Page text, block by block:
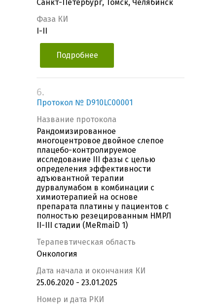
Санкт-Петербург, Томск, Челябинск
Фаза КИ
I-II
Подробнее
6.
Протокол № D910LC00001
Название протокола
Рандомизированное
многоцентровое двойное слепое
плацебо-контролируемое
исследование III фазы с целью
определения эффективности
адъювантной терапии
дурвалумабом в комбинации с
химиотерапией на основе
препарата платины у пациентов с
полностью резецированным НМРЛ
II-III стадии (MeRmaiD 1)
Терапевтическая область
Онкология
Дата начала и окончания КИ
25.06.2020 - 23.01.2025
Номер и дата РКИ